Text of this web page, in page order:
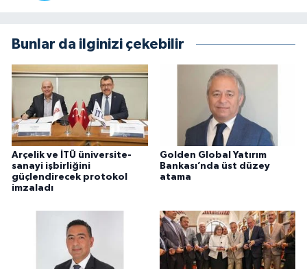
Bunlar da ilginizi çekebilir
Arçelik ve İTÜ üniversite-
sanayi işbirliğini
güçlendirecek protokol
imzaladı
Golden Global Yatırım
Bankası’nda üst düzey
atama